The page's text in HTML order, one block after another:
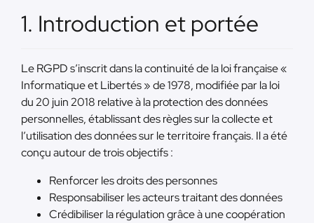
1. Introduction et portée
Le RGPD s’inscrit dans la continuité de la loi française «
Informatique et Libertés » de 1978, modifiée par la loi
du 20 juin 2018 relative à la protection des données
personnelles, établissant des règles sur la collecte et
l’utilisation des données sur le territoire français. Il a été
conçu autour de trois objectifs :
Renforcer les droits des personnes
Responsabiliser les acteurs traitant des données
Crédibiliser la régulation grâce à une coopération